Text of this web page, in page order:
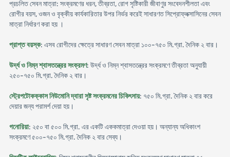
প্রচলিত সেবন মাত্রা: সংক্রমণের ধরন, তীব্রতা, রোগ সৃষ্টিকারী জীবাণুর সংবেদনশীলতা এবং
রোগীর বয়স, ওজন ও বৃক্কীয় কার্যকারিতার উপর নির্ভর করেই সাধারণত সিপ্রোফ্লক্সাসিনের সেবন
মাত্রা নির্ধারণ করা হয় ।
প্রাপ্ত বয়স্ক: এসব রোগীদের ক্ষেত্রে সাধারণ সেবন মাত্রা ১০০-৭৫০ মি.গ্রা. দৈনিক ২ বার।
উর্দ্ধ ও নিম্ন শ্বাসতন্ত্রের সংক্রমণ: উর্দ্ধ ও নিম্ন শ্বাসতন্ত্রের সংক্রমণে তীব্রতা অনুযায়ী
২৫০-৭৫০ মি.গ্রা. দৈনিক ২ বার।
স্ট্রেপটোকক্কাস নিউমোনি দ্বারা সৃষ্ট সংক্রমনের চিকিৎসায়: ৭৫০ মি.গ্রা. দৈনিক ২ বার করে
দেয়ার জন্য পরামর্শ দেয়া হয়।
গনোরিয়া: ২৫০ বা ৫০০ মি.গ্রা. এর একটি এককমাত্রা দেওয়া হয়। অন্যান্য অধিকাংশ
সংক্রমণে ৫০০-৭৫০ মি.গ্রা. দৈনিক ২ বার সেব্য।